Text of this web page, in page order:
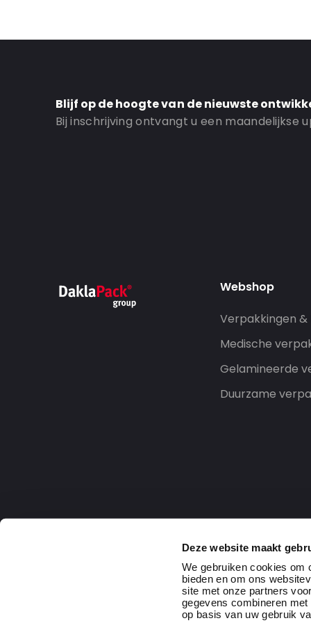
Deze website maakt
We gebruiken cookies om
bieden en om ons
site met onze partners
gegevens combineren
op basis van uw gebruik
Blijf op de hoogte van de nieuwste
Bij inschrijving ontvangt u een
Webshop
Verpakkingen &
Medische
Gelamineerde
Duurzame